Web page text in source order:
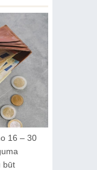
16 – 30
būt